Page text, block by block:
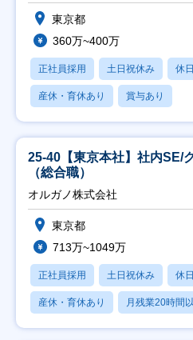
東京都
360万~400万
正社員採用 土日祝休み 休
産休・育休あり 賞与あり
25-40【東京本社】社内SE/
（総合職）
オルガノ株式会社
東京都
713万~1049万
正社員採用 土日祝休み 休
産休・育休あり 月残業20時間